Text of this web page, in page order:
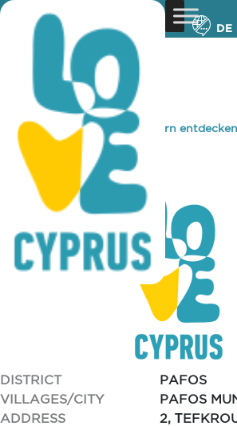
DE
You are here: Home »Zypern entdecken
BLACK BEAUTY
BLACK BEAUTY
DISTRICT
PAFOS
VILLAGES/CITY
PAFOS
ADDRESS
2,